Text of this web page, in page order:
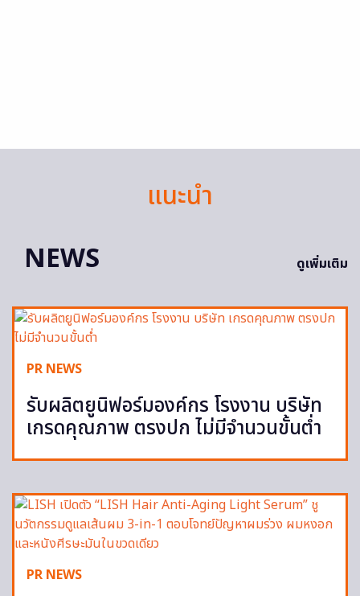
แนะนำ
NEWS
ดูเพิ่มเติม
PR NEWS
รับผลิตยูนิฟอร์มองค์กร โรงงาน บริษัท
เกรดคุณภาพ ตรงปก ไม่มีจำนวนขั้นต่ำ
PR NEWS